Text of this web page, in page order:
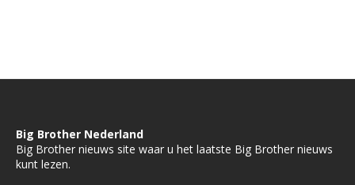
Big Brother Nederland
Big Brother nieuws site waar u het laatste Big Brother nieuws
kunt lezen.